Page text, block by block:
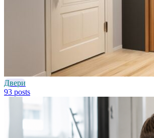
Двери
93 posts